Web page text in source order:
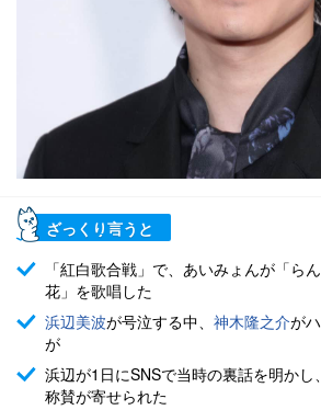
ざっくり言うと
「紅白歌合戦」で、あいみょんが「ら
花」を歌唱した
浜辺美波が号泣する中、 神木隆之介が
が
浜辺が1日にSNSで当時の裏話を明か
称賛が寄せられた